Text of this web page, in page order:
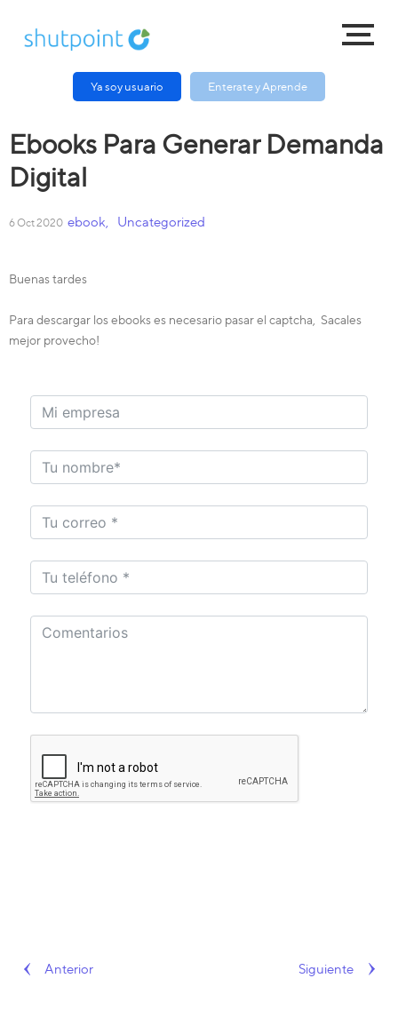
Ya soy usuario Enterate y Aprende
Ebooks Para Generar Demanda
Digital
6 Oct 2020 ebook Uncategorized
Buenas tardes
Para descargar los ebooks es necesario pasar el captcha, Sacales
mejor provecho!
Anterior Siguiente